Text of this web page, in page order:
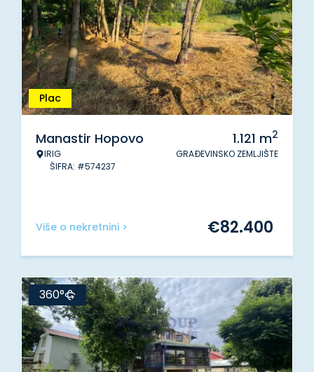
Plac
Manastir Hopovo
IRIG
ŠIFRA: #574237
1.121 m2
GRAĐEVINSKO ZEMLJIŠTE
Više o nekretnini > €82.400
360°